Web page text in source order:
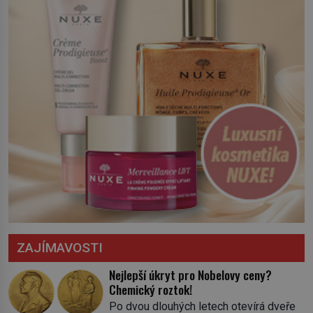
ZAJÍMAVOSTI
Nejlepší úkryt pro Nobelovy ceny?
Chemický roztok!
Po dvou dlouhých letech otevírá dveře